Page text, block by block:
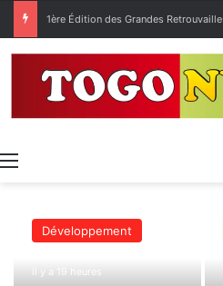
Menu
Développement
il y a 19 heures